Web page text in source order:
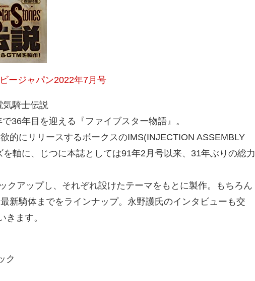
ージャパン2022年7月号
気騎士伝説
36年目を迎える『ファイブスター物語』。
的にリリースするボークスのIMS(INJECTION ASSEMBLY
軸に、じつに本誌としては91年2月号以来、31年ぶりの総力
クアップし、それぞれ設けたテーマをもとに製作。もちろん
新騎体までをラインナップ。永野護氏のインタビューも交
きます。
ク